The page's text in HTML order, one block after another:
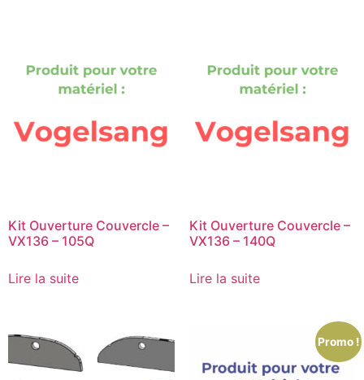
Kit Ouverture Couvercle –
VX136 – 105Q
Lire la suite
Kit Ouverture Couvercle –
VX136 – 140Q
Lire la suite
Promo !